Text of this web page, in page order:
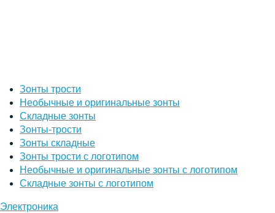
Зонты трости
Необычные и оригинальные зонты
Складные зонты
Зонты-трости
Зонты складные
Зонты трости с логотипом
Необычные и оригинальные зонты с логотипом
Складные зонты с логотипом
Электроника